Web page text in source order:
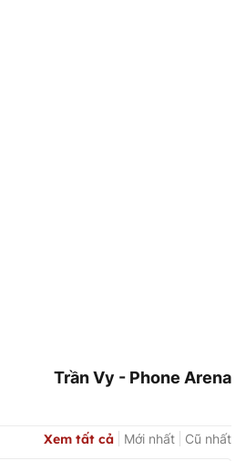
Trần Vy - Phone Arena
Xem tất cả Mới nhất Cũ nhất